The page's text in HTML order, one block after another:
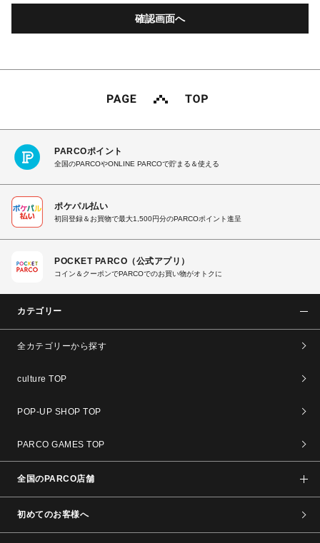
PARCOポイント
全国のPARCOやONLINE PARCOで貯まる＆使える
ポケパル払い
初回登録＆お買物で最大1,500円分のPARCOポイント進呈
POCKET PARCO（公式アプリ）
コイン＆クーポンでPARCOでのお買い物がオトクに
カテゴリー
全カテゴリーから探す
culture TOP
POP-UP SHOP TOP
PARCO GAMES TOP
全国のPARCO店舗
初めてのお客様へ